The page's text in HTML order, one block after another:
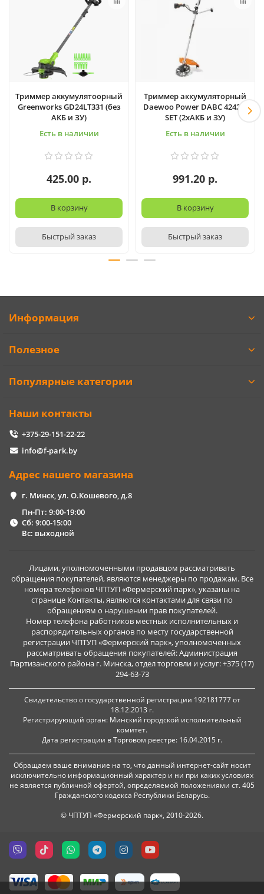
Триммер аккумулятоорный
Greenworks GD24LT331 (без
АКБ и ЗУ)
Есть в наличии
425.00 р.
В корзину
Быстрый заказ
Триммер аккумуляторный
Daewoo Power DABC 4242Li
SET (2хАКБ и ЗУ)
Есть в наличии
991.20 р.
В корзину
Быстрый заказ
Информация
Полезное
Популярные категории
Наши контакты
+375-29-151-22-22
info@f-park.by
Адрес нашего магазина
г. Минск, ул. О.Кошевого, д.8
Пн-Пт: 9:00-19:00
Сб: 9:00-15:00
Вс: выходной
Лицами, уполномоченными продавцом рассматривать
обращения покупателей, являются менеджеры по продажам. Все
номера телефонов ЧПТУП «Фермерский парк», указаны на
странице Контакты, являются контактами для связи по
обращениям о нарушении прав покупателей.
Номер телефона работников местных исполнительных и
распорядительных органов по месту государственной
регистрации ЧПТУП «Фермерский парк», уполномоченных
рассматривать обращения покупателей: Администрация
Партизанского района г. Минска, отдел торговли и услуг: +375 (17)
294-63-73
Свидетельство о государственной регистрации 192181777 от
18.12.2013 г.
Регистрирующий орган: Минский городской исполнительный
комитет.
Дата регистрации в Торговом реестре: 16.04.2015 г.
Обращаем ваше внимание на то, что данный интернет-сайт носит
исключительно информационный характер и ни при каких условиях
не является публичной офертой, определяемой положениями ст. 405
Гражданского кодекса Республики Беларусь.
© ЧПТУП «Фермерский парк», 2010-2026.